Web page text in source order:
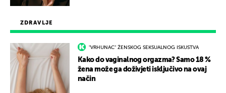
ZDRAVLJE
"VRHUNAC" ŽENSKOG SEKSUALNOG ISKUSTVA
Kako do vaginalnog orgazma? Samo 18 %
žena može ga doživjeti isključivo na ovaj
način